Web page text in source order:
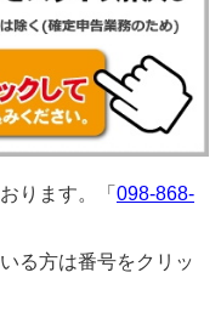
ります。「 098-868-
る方は番号をクリッ